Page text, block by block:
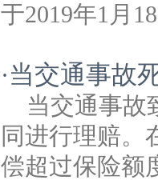
于2019年1月
·当交通事故
当交通事故
同进行理赔。
偿超过保险额